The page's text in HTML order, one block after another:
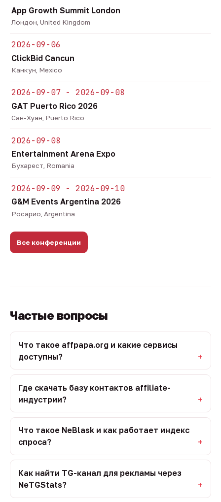
App Growth Summit London
Лондон, United Kingdom
2026-09-06
ClickBid Cancun
Канкун, Mexico
2026-09-07 - 2026-09-08
GAT Puerto Rico 2026
Сан-Хуан, Puerto Rico
2026-09-08
Entertainment Arena Expo
Бухарест, Romania
2026-09-09 - 2026-09-10
G&M Events Argentina 2026
Росарио, Argentina
Все конференции
Частые вопросы
Что такое affpapa.org и какие сервисы
доступны?
Где скачать базу контактов affiliate-
индустрии?
Что такое NeBlask и как работает индекс
спроса?
Как найти TG-канал для рекламы через
NeTGStats?